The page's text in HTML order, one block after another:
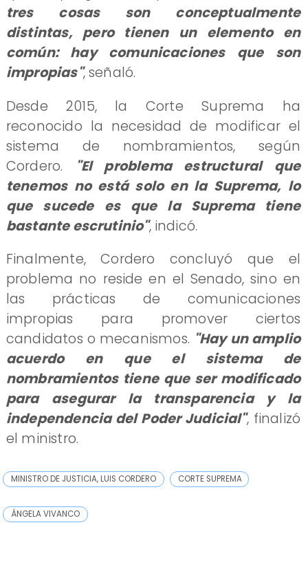
tres cosas son conceptualmente
distintas, pero tienen un elemento en
común: hay comunicaciones que son
impropias", señaló.
Desde 2015, la Corte Suprema ha
reconocido la necesidad de modificar el
sistema de nombramientos, según
Cordero.
"El problema estructural que
tenemos no está solo en la Suprema, lo
que sucede es que la Suprema tiene
bastante escrutinio", indicó.
Finalmente, Cordero concluyó que el
problema no reside en el Senado, sino en
las prácticas de comunicaciones
impropias para promover ciertos
candidatos o mecanismos. "Hay un amplio
acuerdo en que el sistema de
nombramientos tiene que ser modificado
para asegurar la transparencia y la
independencia del Poder Judicial", finalizó
el ministro.
MINISTRO DE JUSTICIA, LUIS CORDERO CORTE SUPREMA
ÁNGELA VIVANCO